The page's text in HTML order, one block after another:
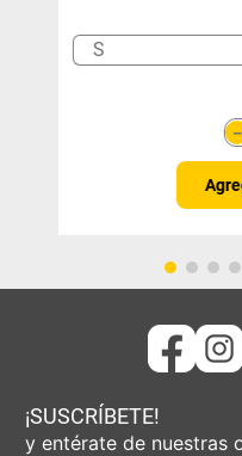
S
－
¡SUSCRÍBETE!
y entérate de nuestras